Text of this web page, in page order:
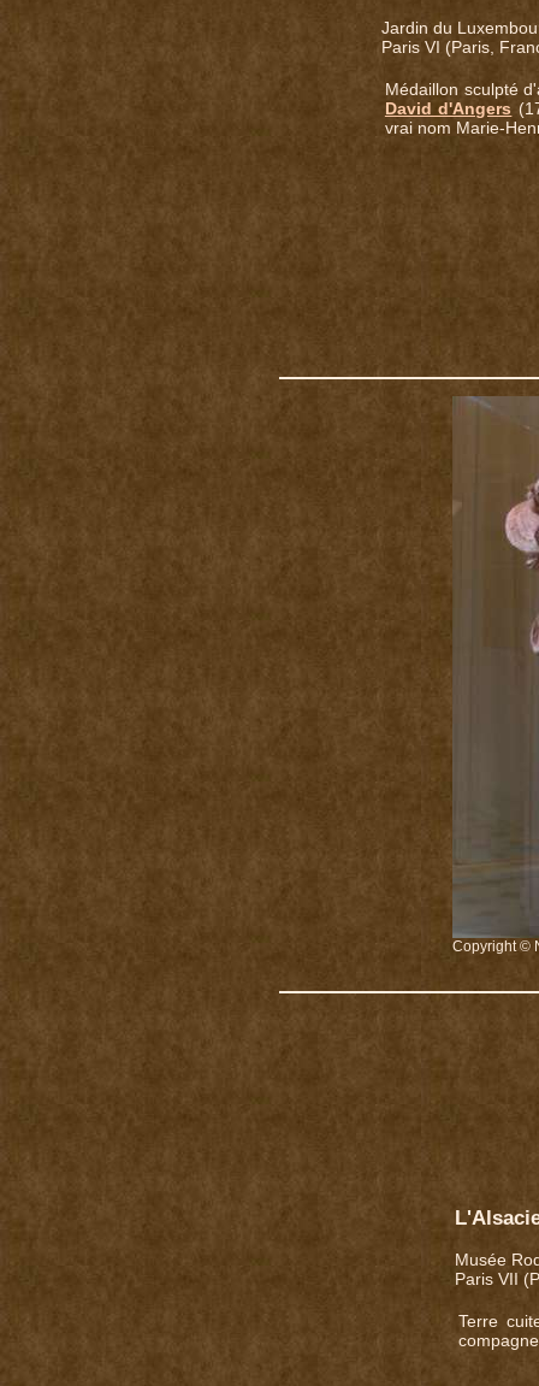
Jardin du
Paris VI (Paris,
Médaillon sculpté
David d'Angers
vrai nom Marie-
Copyright ©
Musée
Paris VII
Terre